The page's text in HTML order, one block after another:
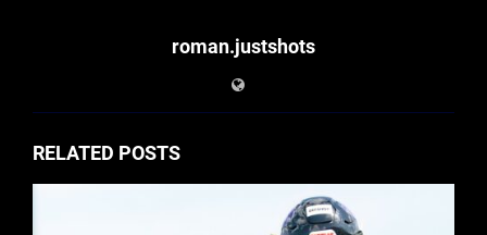
roman.justshots
RELATED POSTS